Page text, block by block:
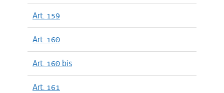
Art. 159
Art. 160
Art. 160 bis
Art. 161